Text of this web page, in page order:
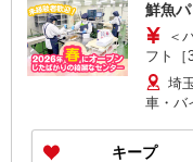
鮮魚
＜
フト［3］
は時給
埼
車・バ
キープ